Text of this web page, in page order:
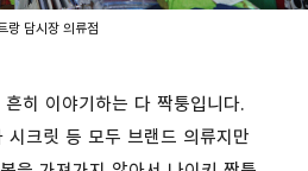
랑 담시장 의류점
히 이야기하는 다 짝퉁입니다.
시크릿 등 모두 브랜드 의류지만